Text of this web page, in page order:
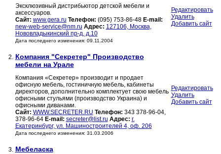
Эксклюзивный дистрибьютор детской мебели и
аксессуаров.
Сайт: www.gera.ru Телефон: (095) 753-86-48 E-mail:
new-web-service@nm.ru Адрес: 127106, Москва,
Нововладыкинский пр-д, д.10
Дата последнего изменения: 09.11.2004
Редактировать
Удалить
Добавить сайт
2. Компания "Секретер" Производство
мебели на Урале
Компания «Секретер» производит и продает
офисную мебель, гостиничную мебель, кабинеты
директоров, дополнительно комплектует свою мебель
офисными стульями (производство Украина) и
офисными диванами.
Сайт: WWW.SECRETER.RU Телефон: 343 378-96-04,
378-96-64 E-mail: secreter@list.ru Адрес: г.
Екатеринбург, ул. Машиностроителей 4, оф. 206
Дата последнего изменения: 31.03.2006
Редактировать
Удалить
Добавить сайт
3. Мебеласка